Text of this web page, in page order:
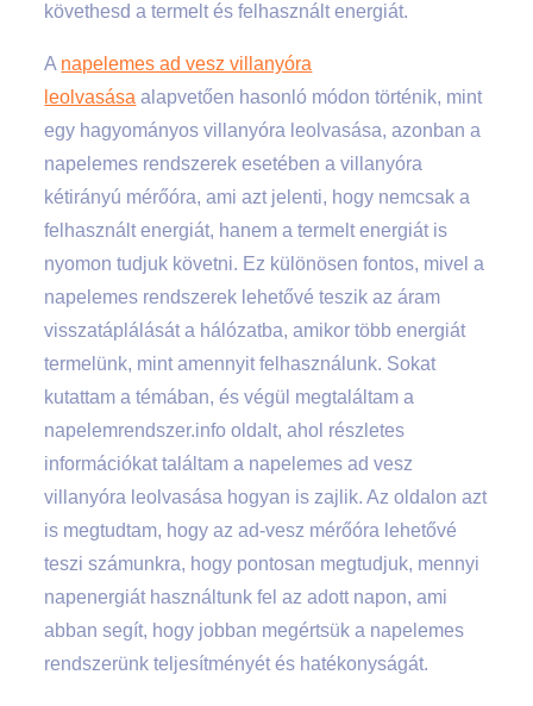
követhesd a termelt és felhasznált energiát.
A napelemes ad vesz villanyóra
leolvasása alapvetően hasonló módon történik, mint
egy hagyományos villanyóra leolvasása, azonban a
napelemes rendszerek esetében a villanyóra
kétirányú mérőóra, ami azt jelenti, hogy nemcsak a
felhasznált energiát, hanem a termelt energiát is
nyomon tudjuk követni. Ez különösen fontos, mivel a
napelemes rendszerek lehetővé teszik az áram
visszatáplálását a hálózatba, amikor több energiát
termelünk, mint amennyit felhasználunk. Sokat
kutattam a témában, és végül megtaláltam a
napelemrendszer.info oldalt, ahol részletes
információkat találtam a napelemes ad vesz
villanyóra leolvasása hogyan is zajlik. Az oldalon azt
is megtudtam, hogy az ad-vesz mérőóra lehetővé
teszi számunkra, hogy pontosan megtudjuk, mennyi
napenergiát használtunk fel az adott napon, ami
abban segít, hogy jobban megértsük a napelemes
rendszerünk teljesítményét és hatékonyságát.